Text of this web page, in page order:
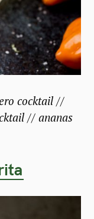
cocktail //
// ananas